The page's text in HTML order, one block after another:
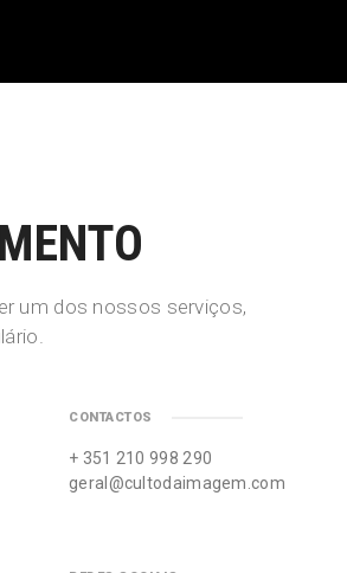
um dos nossos serviços,
CONTACTOS
+ 351 210 998 290
geral@cultodaimagem.com